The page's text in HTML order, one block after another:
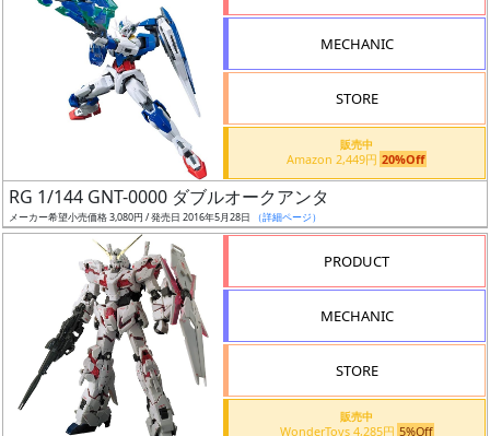
ー
タ
ー
（β）
MECHANIC
STORE
販売中
Amazon 2,449円 20%Off
RG 1/144 GNT-0000 ダブルオークアンタ
メーカー希望小売価格 3,080円 / 発売日 2016年5月28日 （詳細ページ）
PRODUCT
MECHANIC
STORE
販売中
WonderToys 4,285円 5%Off